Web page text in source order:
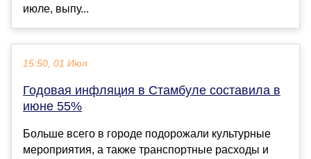
июле, выпу...
15:50, 01 Июл
Годовая инфляция в Стамбуле составила в
июне 55%
Больше всего в городе подорожали культурные
мероприятия, а также транспортные расходы и